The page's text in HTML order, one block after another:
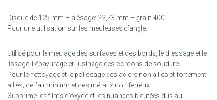
Disque de 125 mm – alésage: 22,23 mm – grain 400
Pour une utilisation sur les meuleuses d’angle.
Utilisé pour le meulage des surfaces et des bords, le dressage et le
lissage, l’ébavurage et l’usinage des cordons de soudure.
Pour le nettoyage et le polissage des aciers non alliés et fortement
alliés, de l’aluminium et des métaux non ferreux.
Supprime les films d’oxyde et les nuances bleutées dus au